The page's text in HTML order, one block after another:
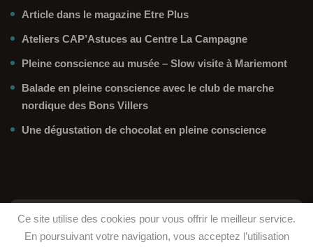
Article dans le magazine Etre Plus
Ateliers CAP’Astuces au Centre La Campagne
Pleine conscience au musée – Slow visite à Mariemont
Balade en pleine conscience avec le club de marche
nordique des Bons Villers
Une dégustation de chocolat en pleine conscience
© 2026 - Cap Accord - Réalisé par Happy Web-
Mentions légales
Ce site utilise des cookies pour vous offrir le meilleur service.
En poursuivant votre navigation, vous acceptez l’utilisation